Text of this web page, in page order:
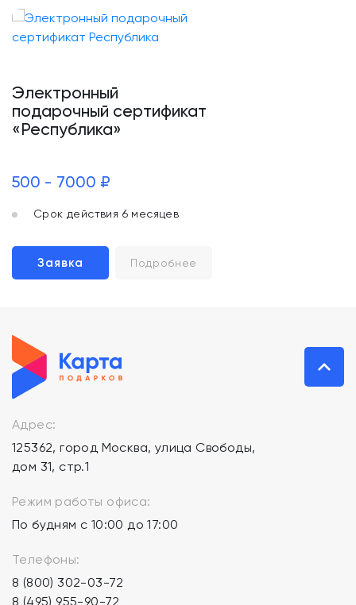
Электронный
подарочный сертификат
«Республика»
500 - 7000 ₽
Срок действия 6 месяцев
Заявка Подробнее
Адрес:
125362, город Москва, улица Свободы,
дом 31, стр.1
Режим работы офиса:
По будням с 10:00 до 17:00
Телефоны:
8 (800) 302-03-72
8 (495) 955-90-72